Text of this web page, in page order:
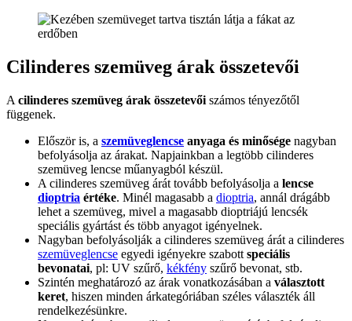
Cilinderes szemüveg árak összetevői
A cilinderes szemüveg árak összetevői számos tényezőtől
függenek.
Először is, a szemüveglencse anyaga és minősége nagyban
befolyásolja az árakat. Napjainkban a legtöbb cilinderes
szemüveg lencse műanyagból készül.
A cilinderes szemüveg árát tovább befolyásolja a lencse
dioptria értéke. Minél magasabb a dioptria, annál drágább
lehet a szemüveg, mivel a magasabb dioptriájú lencsék
speciális gyártást és több anyagot igényelnek.
Nagyban befolyásolják a cilinderes szemüveg árát a cilinderes
szemüveglencse egyedi igényekre szabott speciális
bevonatai, pl: UV szűrő, kékfény szűrő bevonat, stb.
Szintén meghatározó az árak vonatkozásában a választott
keret, hiszen minden árkategóriában széles választék áll
rendelkezésünkre.